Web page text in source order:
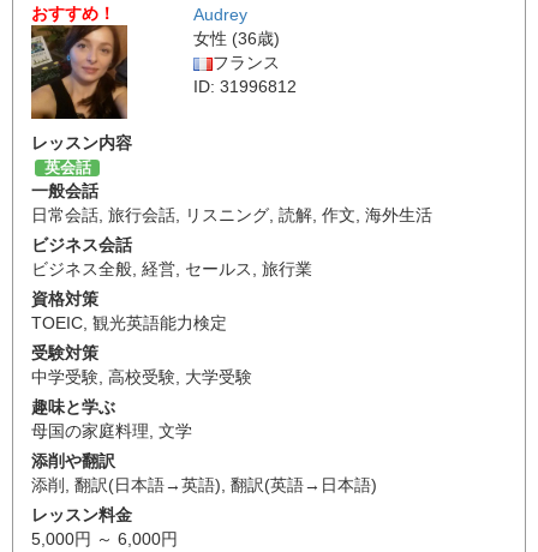
おすすめ！
Audrey
女性 (36歳)
フランス
ID: 31996812
レッスン内容
英会話
一般会話
日常会話, 旅行会話, リスニング, 読解, 作文, 海外生活
ビジネス会話
ビジネス全般, 経営, セールス, 旅行業
資格対策
TOEIC, 観光英語能力検定
受験対策
中学受験, 高校受験, 大学受験
趣味と学ぶ
母国の家庭料理, 文学
添削や翻訳
添削 , 翻訳(日本語→英語), 翻訳(英語→日本語)
レッスン料金
5,000円 ～ 6,000円